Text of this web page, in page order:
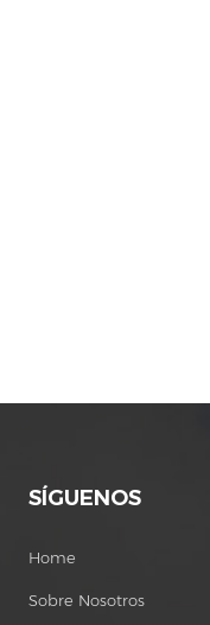
SÍGUENOS
Home
Sobre Nosotros